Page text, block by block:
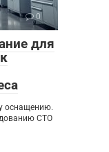
0
для
оснащению.
СТО